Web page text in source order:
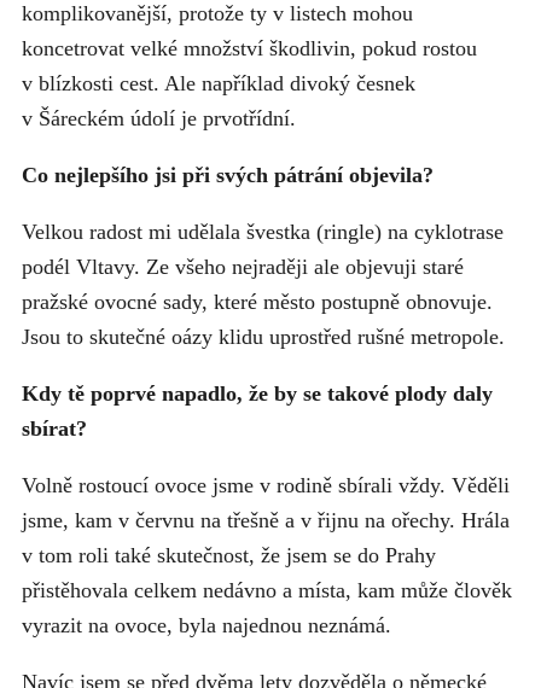
komplikovanější, protože ty v listech mohou
koncetrovat velké množství škodlivin, pokud rostou
v blízkosti cest. Ale například divoký česnek
v Šáreckém údolí je prvotřídní.
Co nejlepšího jsi při svých pátrání objevila?
Velkou radost mi udělala švestka (ringle) na cyklotrase
podél Vltavy. Ze všeho nejraději ale objevuji staré
pražské ovocné sady, které město postupně obnovuje.
Jsou to skutečné oázy klidu uprostřed rušné metropole.
Kdy tě poprvé napadlo, že by se takové plody daly
sbírat?
Volně rostoucí ovoce jsme v rodině sbírali vždy. Věděli
jsme, kam v červnu na třešně a v řijnu na ořechy. Hrála
v tom roli také skutečnost, že jsem se do Prahy
přistěhovala celkem nedávno a místa, kam může člověk
vyrazit na ovoce, byla najednou neznámá.
Navíc jsem se před dvěma lety dozvěděla o německé